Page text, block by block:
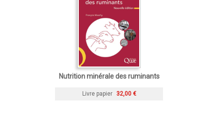
Nutrition minérale des ruminants
Livre papier 32,00 €